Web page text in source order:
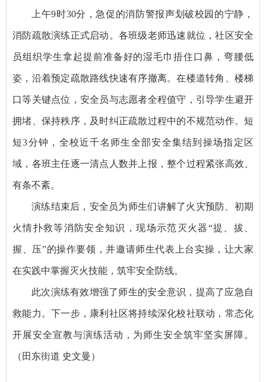
上午9时30分，急促的消防警报声划破校园的宁静，
消防疏散演练正式启动。各班级老师迅速就位，社区安全
员组织学生拿起提前准备好的湿毛巾捂住口鼻，弯腰低
姿，沿着预定疏散路线快速有序撤离。在楼道转角、楼梯
口等关键点位，安全员与志愿者全程值守，引导学生避开
拥堵、保持秩序，及时纠正疏散过程中的不规范动作。短
短3分钟，全校近千名师生全部安全集结到操场指定区
域，各班主任逐一清点人数并上报，整个过程紧张高效、
有条不紊。
演练结束后，安全员为师生们讲解了火灾预防、初期
火情扑救等消防安全知识，现场示范灭火器“提、拔、
握、压”的操作要领，并邀请师生代表上台实操，让大家
在实践中掌握灭火技能，筑牢安全防线。
此次演练有效增强了师生的安全意识，提高了应急自
救能力。下一步，康利社区将持续深化校社联动，常态化
开展安全宣教与演练活动，为师生安全筑牢坚实屏障。
（田东街道 史文曼）